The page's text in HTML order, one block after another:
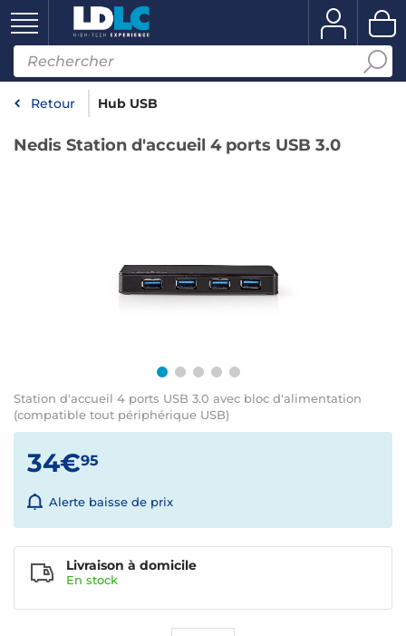
Retour Hub USB
Nedis Station d'accueil 4 ports USB 3.0
Station d'accueil 4 ports USB 3.0 avec bloc d'alimentation
(compatible tout périphérique USB)
34€95
Alerte baisse de prix
Livraison à domicile
En stock